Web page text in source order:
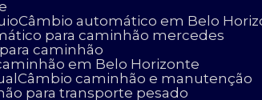
Câmbio automático em Belo
para caminhão mercedes
para caminhão
em Belo Horizonte
Câmbio caminhão e manutenção
para transporte pesado